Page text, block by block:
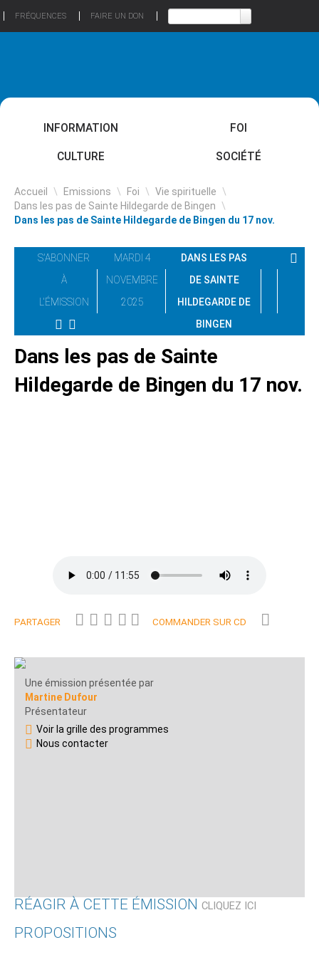
FRÉQUENCES FAIRE UN DON
INFORMATION FOI
CULTURE SOCIÉTÉ
Accueil \ Emissions \ Foi \ Vie spirituelle \
Dans les pas de Sainte Hildegarde de Bingen \
Dans les pas de Sainte Hildegarde de Bingen du 17 nov.
S'ABONNER
À
L'ÉMISSION
MARDI 4
NOVEMBRE
2025
DANS LES PAS
DE SAINTE
HILDEGARDE DE
BINGEN
Dans les pas de Sainte
Hildegarde de Bingen du 17 nov.
PARTAGER COMMANDER SUR CD
Une émission présentée par
Martine Dufour
Présentateur
Voir la grille des programmes
Nous contacter
RÉAGIR À CETTE ÉMISSION CLIQUEZ ICI
PROPOSITIONS